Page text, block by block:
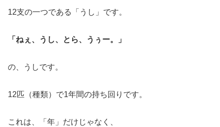
12支の一つである「うし」です。
「ねぇ、うし、とら、うぅー。」
の、うしです。
12匹（種類）で1年間の持ち回りです。
これは、「年」だけじゃなく、